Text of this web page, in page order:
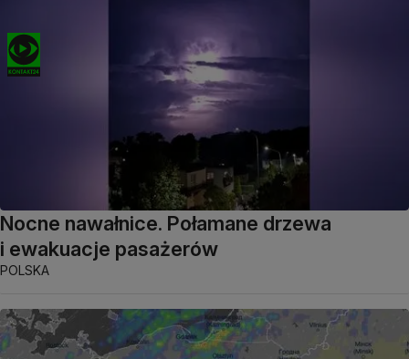
Nocne nawałnice. Połamane drzewa
i ewakuacje pasażerów
POLSKA